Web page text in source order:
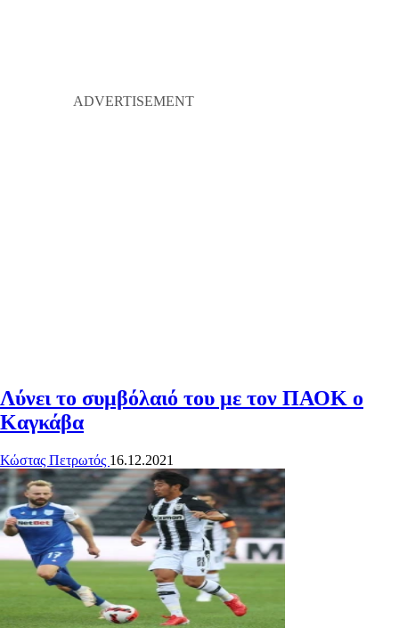
Λύνει το συμβόλαιό του με τον ΠΑΟΚ ο
Καγκάβα
Κώστας Πετρωτός 16.12.2021